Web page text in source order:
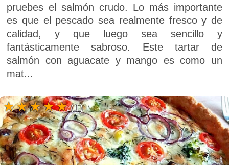
pruebes el salmón crudo. Lo más importante
es que el pescado sea realmente fresco y de
calidad, y que luego sea sencillo y
fantásticamente sabroso. Este tartar de
salmón con aguacate y mango es como un
mat...
(1)